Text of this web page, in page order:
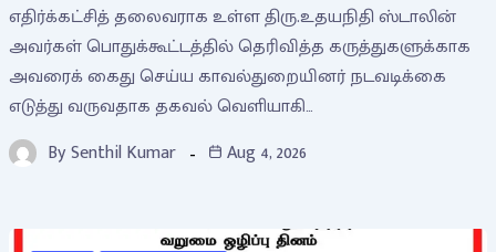
எதிர்க்கட்சித் தலைவராக உள்ள திரு.உதயநிதி ஸ்டாலின்
அவர்கள் பொதுக்கூட்டத்தில் தெரிவித்த கருத்துகளுக்காக
அவரைக் கைது செய்ய காவல்துறையினர் நடவடிக்கை
எடுத்து வருவதாக தகவல் வெளியாகி…
BySenthil Kumar Aug 4, 2026